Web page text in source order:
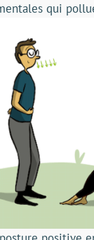
qui